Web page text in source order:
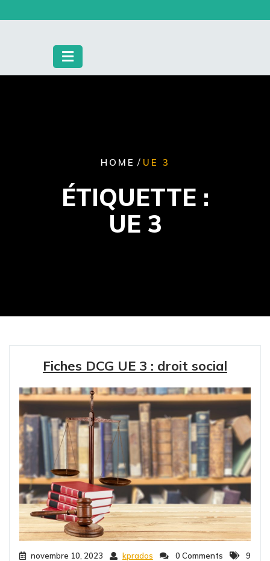
to
HOME / UE 3
ÉTIQUETTE :
UE 3
Fiches DCG UE 3 : droit social
novembre 10, 2023 kprados 0 Comments
9